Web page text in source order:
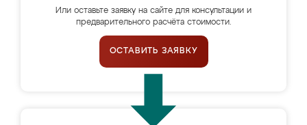
Или оставьте заявку на сайте для консультации и
предварительного расчёта стоимости.
ОСТАВИТЬ ЗАЯВКУ